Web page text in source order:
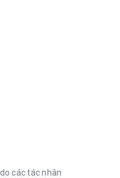
các tác nhân